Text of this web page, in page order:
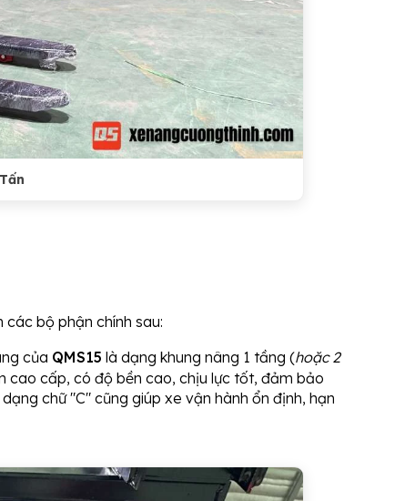
bộ phận chính sau:
của QMS15 là dạng khung nâng 1 tầng (hoặc 2
cao cấp, có độ bền cao, chịu lực tốt, đảm bảo
chữ "C" cũng giúp xe vận hành ổn định, hạn